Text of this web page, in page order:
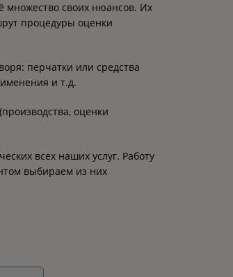
множество своих нюансов. Их
процедуры оценки
перчатки или средства
и т.д.
оценки
всех наших услуг. Работу
выбираем из них